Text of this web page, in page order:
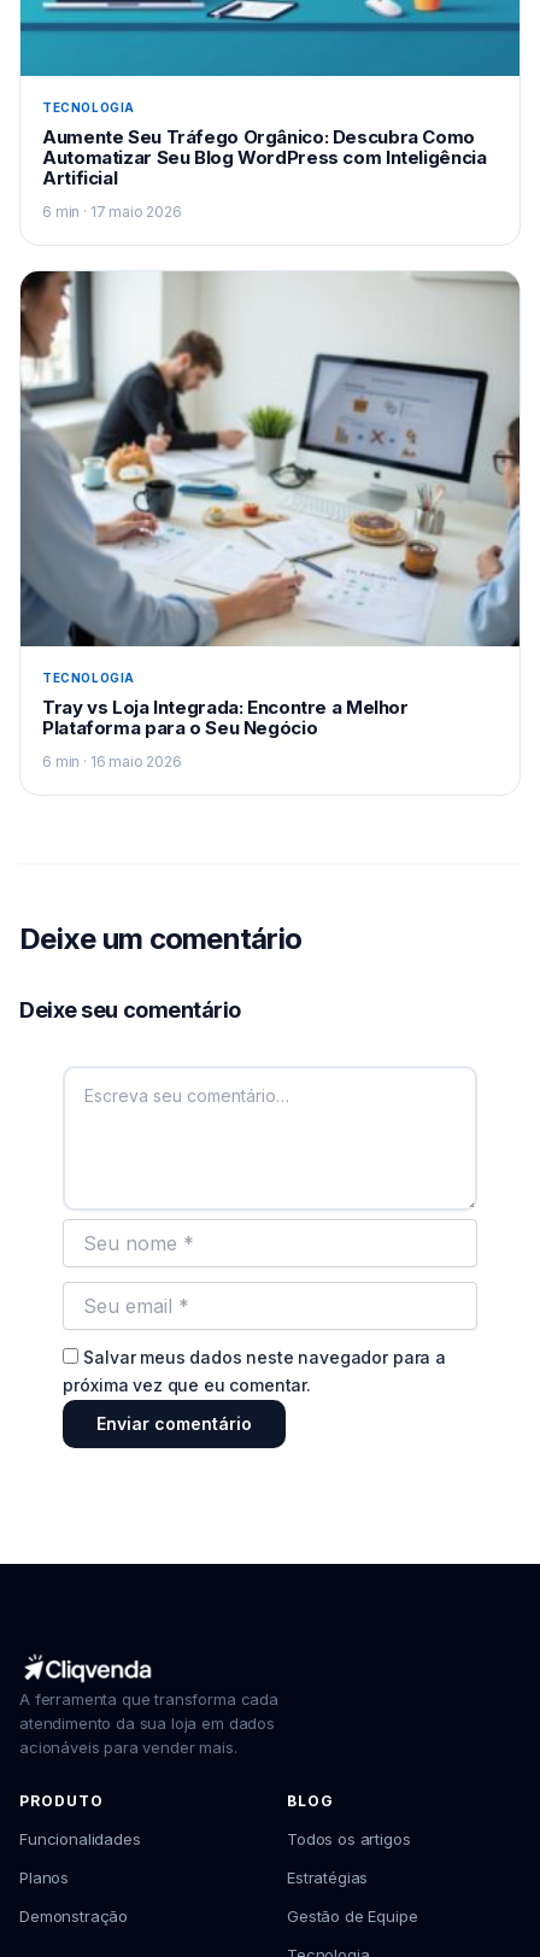
TECNOLOGIA
Aumente Seu Tráfego Orgânico: Descubra Como
Automatizar Seu Blog WordPress com Inteligência
Artificial
6 min · 17 maio 2026
TECNOLOGIA
Tray vs Loja Integrada: Encontre a Melhor
Plataforma para o Seu Negócio
6 min · 16 maio 2026
Deixe um comentário
Deixe seu comentário
Salvar meus dados neste navegador para a
próxima vez que eu comentar.
A ferramenta que transforma cada
atendimento da sua loja em dados
acionáveis para vender mais.
PRODUTO
Funcionalidades
Planos
Demonstração
BLOG
Todos os artigos
Estratégias
Gestão de Equipe